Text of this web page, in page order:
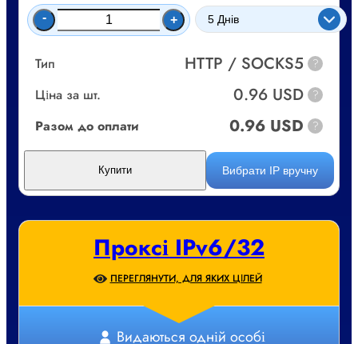
- +
Тип HTTP / SOCKS5 ?
Ціна за шт. 0.96 USD ?
Разом до оплати 0.96 USD ?
Вибрати IP вручну
Купити
Проксі IPv6/32
ПЕРЕГЛЯНУТИ, ДЛЯ ЯКИХ ЦІЛЕЙ
Видаються одній особі